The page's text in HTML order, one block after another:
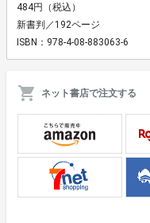
484円（税込）
新書判／192ページ
ISBN：978-4-08-883063-6
ネット書店で注文する